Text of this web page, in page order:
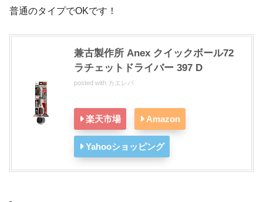
普通のタイプでOKです！
兼古製作所 Anex クイックボール72
ラチェットドライバー 397 D
posted with カエレバ
楽天市場 Amazon
Yahooショッピング